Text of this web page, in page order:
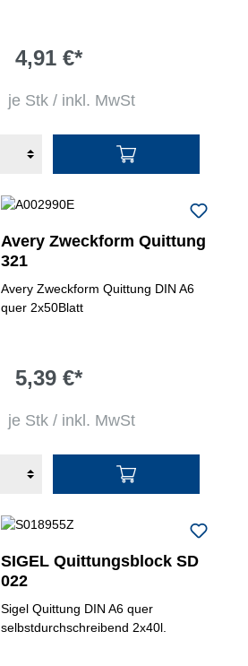
4,91 €*
je Stk / inkl. MwSt
Avery Zweckform Quittung
321
Avery Zweckform Quittung DIN A6
quer 2x50Blatt
5,39 €*
je Stk / inkl. MwSt
SIGEL Quittungsblock SD
022
Sigel Quittung DIN A6 quer
selbstdurchschreibend 2x40l.